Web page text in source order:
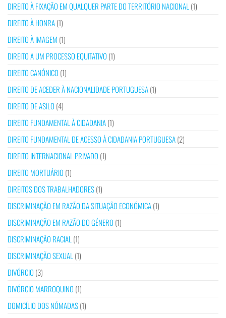
DIREITO À FIXAÇÃO EM QUALQUER PARTE DO TERRITÓRIO NACIONAL (1)
DIREITO À HONRA(1)
DIREITO À IMAGEM (1)
DIREITO A UM PROCESSO EQUITATIVO (1)
DIREITO CANÓNICO (1)
DIREITO DE ACEDER À NACIONALIDADE PORTUGUESA(1)
DIREITO DE ASILO (4)
DIREITO FUNDAMENTAL À CIDADANIA(1)
DIREITO FUNDAMENTAL DE ACESSO À CIDADANIA PORTUGUESA(2)
DIREITO INTERNACIONAL PRIVADO (1)
DIREITO MORTUÁRIO (1)
DIREITOS DOS TRABALHADORES(1)
DISCRIMINAÇÃO EM RAZÃO DA SITUAÇÃO ECONÓMICA(1)
DISCRIMINAÇÃO EM RAZÃO DO GÉNERO (1)
DISCRIMINAÇÃO RACIAL (1)
DISCRIMINAÇÃO SEXUAL (1)
DIVÓRCIO (3)
DIVÓRCIO MARROQUINO (1)
DOMICÍLIO DOS NÓMADAS(1)